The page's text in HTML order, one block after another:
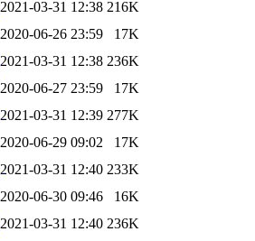
2021-03-31 12:38 216K
2020-06-26 23:59
17K
2021-03-31 12:38 236K
2020-06-27 23:59
17K
2021-03-31 12:39 277K
2020-06-29 09:02
17K
2021-03-31 12:40 233K
2020-06-30 09:46
16K
2021-03-31 12:40 236K